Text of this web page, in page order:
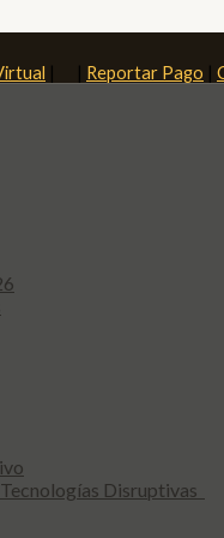
Reportar Pago
Disruptivas